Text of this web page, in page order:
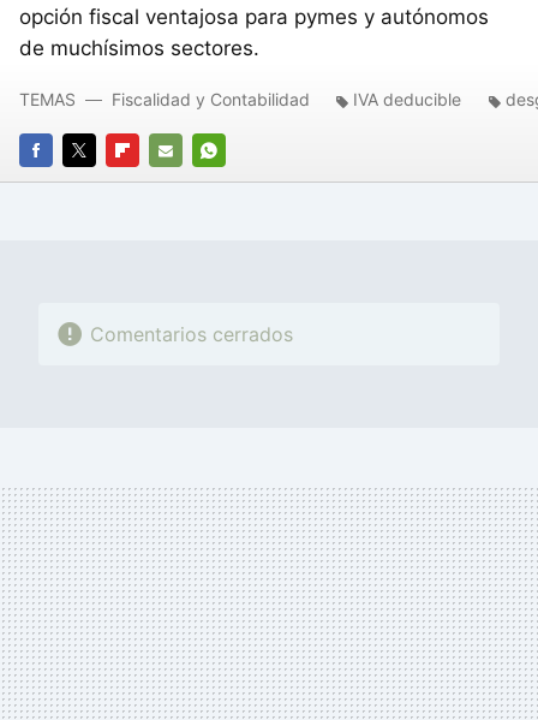
opción fiscal ventajosa para pymes y autónomos
de muchísimos sectores.
FACEBOOK
TWITTERFLIPBOARD
E-
WHATSAPP
TEMAS Fiscalidad y Contabilidad IVA deducible
Comentarios cerrados